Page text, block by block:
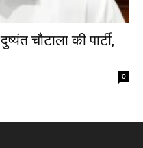
चौटाला की पार्टी,
0